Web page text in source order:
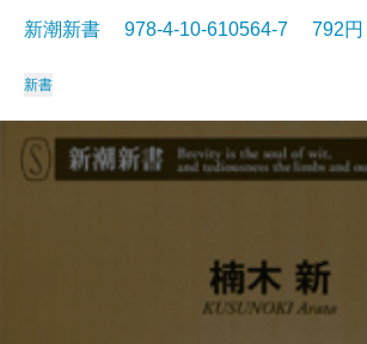
新潮新書 978-4-10-610564-7 792
新書